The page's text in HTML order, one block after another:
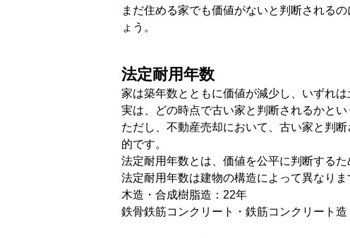
まだ住める家でも価値がないと判断される
ょう。
法定耐用年数
家は築年数とともに価値が減少し、いずれ
実は、どの時点で古い家と判断されるかと
ただし、不動産売却において、古い家と判
的です。
法定耐用年数とは、価値を公平に判断する
法定耐用年数は建物の構造によって異なりま
木造・合成樹脂造：22年
鉄骨鉄筋コンクリート・鉄筋コンクリート造